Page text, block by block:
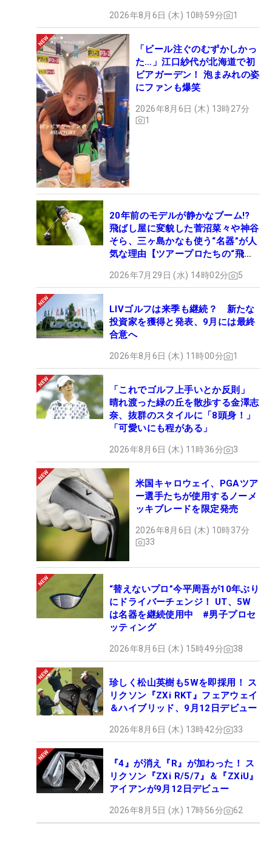
2026年8月6日 (木) 10時59分 1
「ビール注ぐのむずかしかっ
た…」江口紗代が北海道で初
ビアガーデン！ 泡まみれの姿
にファンも爆笑
2026年8月6日 (木) 13時27分
1
20年前のモデルが静かなブーム!?
飛ばし屋に変貌した菅沼菜々や神谷
そら、三ヶ島かなも使う“名器”が人
気な理由【ツアープロたちの“飛ば
2026年7月29日 (水) 14時02分 5
LIVゴルフは来季も継続？ 新たな
投資家を獲得と発表、9月には最終
合意へ
2026年8月6日 (木) 11時00分 1
「これでゴルフ上手いとか反則」
晴れ渡った緑の丘を散歩する金澤志
奈、抜群のスタイルに「8頭身！」
「可愛いにも程がある」
2026年8月6日 (木) 11時36分 3
米国キャロウェイ、PGAツア
ー選手たちが使用するノーメ
ッキブレードを限定発売
2026年8月6日 (木) 10時37分
33
“替えないプロ”今平周吾が10年ぶり
にドライバーチェンジ！ UT、5W
は名器を継続使用中 #男子プロセ
ッティング
2026年8月6日 (木) 15時49分 38
珍しく松山英樹も5Wを即採用！ ス
リクソン『ZXi RKT』フェアウェイ
＆ハイブリッド、9月12日デビュー
2026年8月6日 (木) 13時42分 33
『4』が消え『R』が加わった！ ス
リクソン『ZXi R/5/7』＆『ZXiU』
アイアンが9月12日デビュー
2026年8月5日 (水) 17時56分 62